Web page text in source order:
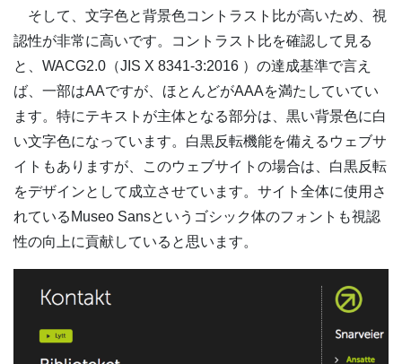
そして、文字色と背景色コントラスト比が高いため、視
認性が非常に高いです。コントラスト比を確認して見る
と、WACG2.0（JIS X 8341-3:2016 ）の達成基準で言え
ば、一部はAAですが、ほとんどがAAAを満たしていてい
ます。特にテキストが主体となる部分は、黒い背景色に白
い文字色になっています。白黒反転機能を備えるウェブサ
イトもありますが、このウェブサイトの場合は、白黒反転
をデザインとして成立させています。サイト全体に使用さ
れているMuseo Sansというゴシック体のフォントも視認
性の向上に貢献していると思います。